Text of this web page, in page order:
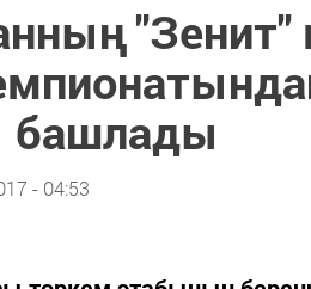
- 04:53